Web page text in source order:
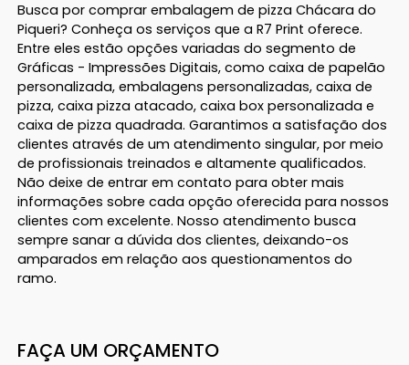
Busca por comprar embalagem de pizza Chácara do
Piqueri? Conheça os serviços que a R7 Print oferece.
Entre eles estão opções variadas do segmento de
Gráficas - Impressões Digitais, como caixa de papelão
personalizada, embalagens personalizadas, caixa de
pizza, caixa pizza atacado, caixa box personalizada e
caixa de pizza quadrada. Garantimos a satisfação dos
clientes através de um atendimento singular, por meio
de profissionais treinados e altamente qualificados.
Não deixe de entrar em contato para obter mais
informações sobre cada opção oferecida para nossos
clientes com excelente. Nosso atendimento busca
sempre sanar a dúvida dos clientes, deixando-os
amparados em relação aos questionamentos do
ramo.
FAÇA UM ORÇAMENTO